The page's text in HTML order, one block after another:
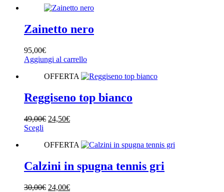
era:
è:
Zainetto nero
95,00€
Aggiungi al carrello
OFFERTA
Reggiseno top bianco
49,00€ Il
era:
24,50€Il
è:
Scegli
ha
varianti.
Le
possono
OFFERTA
Calzini in spugna tennis gri
30,00€ Il
24,00€Il